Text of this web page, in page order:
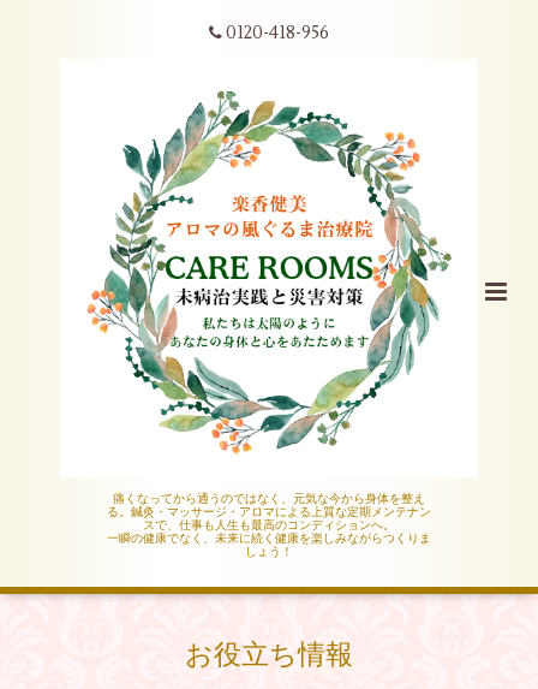
0120-418-956
痛くなってから通うのではなく、元気な今から身体を整え
る。鍼灸・マッサージ・アロマによる上質な定期メンテナン
スで、仕事も人生も最高のコンディションへ。
一瞬の健康でなく、未来に続く健康を楽しみながらつくりま
しょう！
お役立ち情報